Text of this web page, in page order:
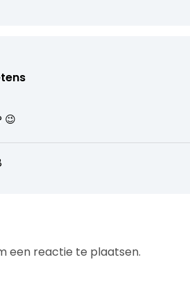
😉
een reactie te plaatsen.